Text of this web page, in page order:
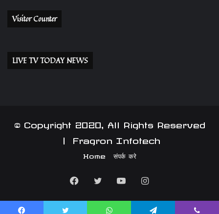
Visitor Counter
LIVE TV TODAY NEWS
© Copyright 2020, All Rights Reserved
| Fragron Infotech
Home संपर्क करे
Facebook
TwitterYouTube
Instagram